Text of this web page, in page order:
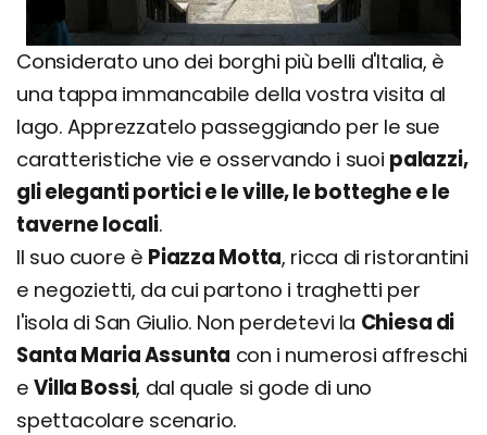
Considerato uno dei borghi più belli d'Italia, è
una tappa immancabile della vostra visita al
lago. Apprezzatelo passeggiando per le sue
caratteristiche vie e osservando i suoi palazzi,
gli eleganti portici e le ville, le botteghe e le
taverne locali.
Il suo cuore è Piazza Motta, ricca di ristorantini
e negozietti, da cui partono i traghetti per
l'isola di San Giulio. Non perdetevi la Chiesa di
Santa Maria Assunta con i numerosi affreschi
eVilla Bossi, dal quale si gode di uno
spettacolare scenario.